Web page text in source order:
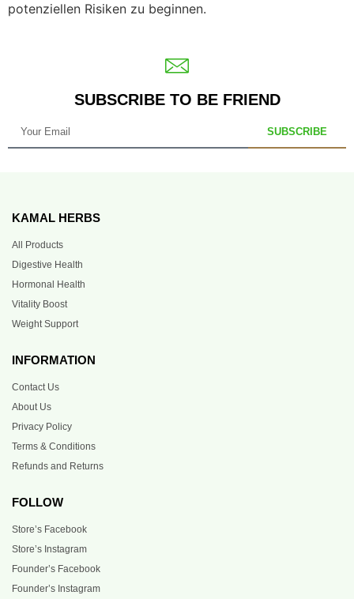
potenziellen Risiken zu beginnen.
SUBSCRIBE TO BE FRIEND
SUBSCRIBE
KAMAL HERBS
All Products
Digestive Health
Hormonal Health
Vitality Boost
Weight Support
INFORMATION
Contact Us
About Us
Privacy Policy
Terms & Conditions
Refunds and Returns
FOLLOW
Store’s Facebook
Store’s Instagram
Founder’s Facebook
Founder’s Instagram